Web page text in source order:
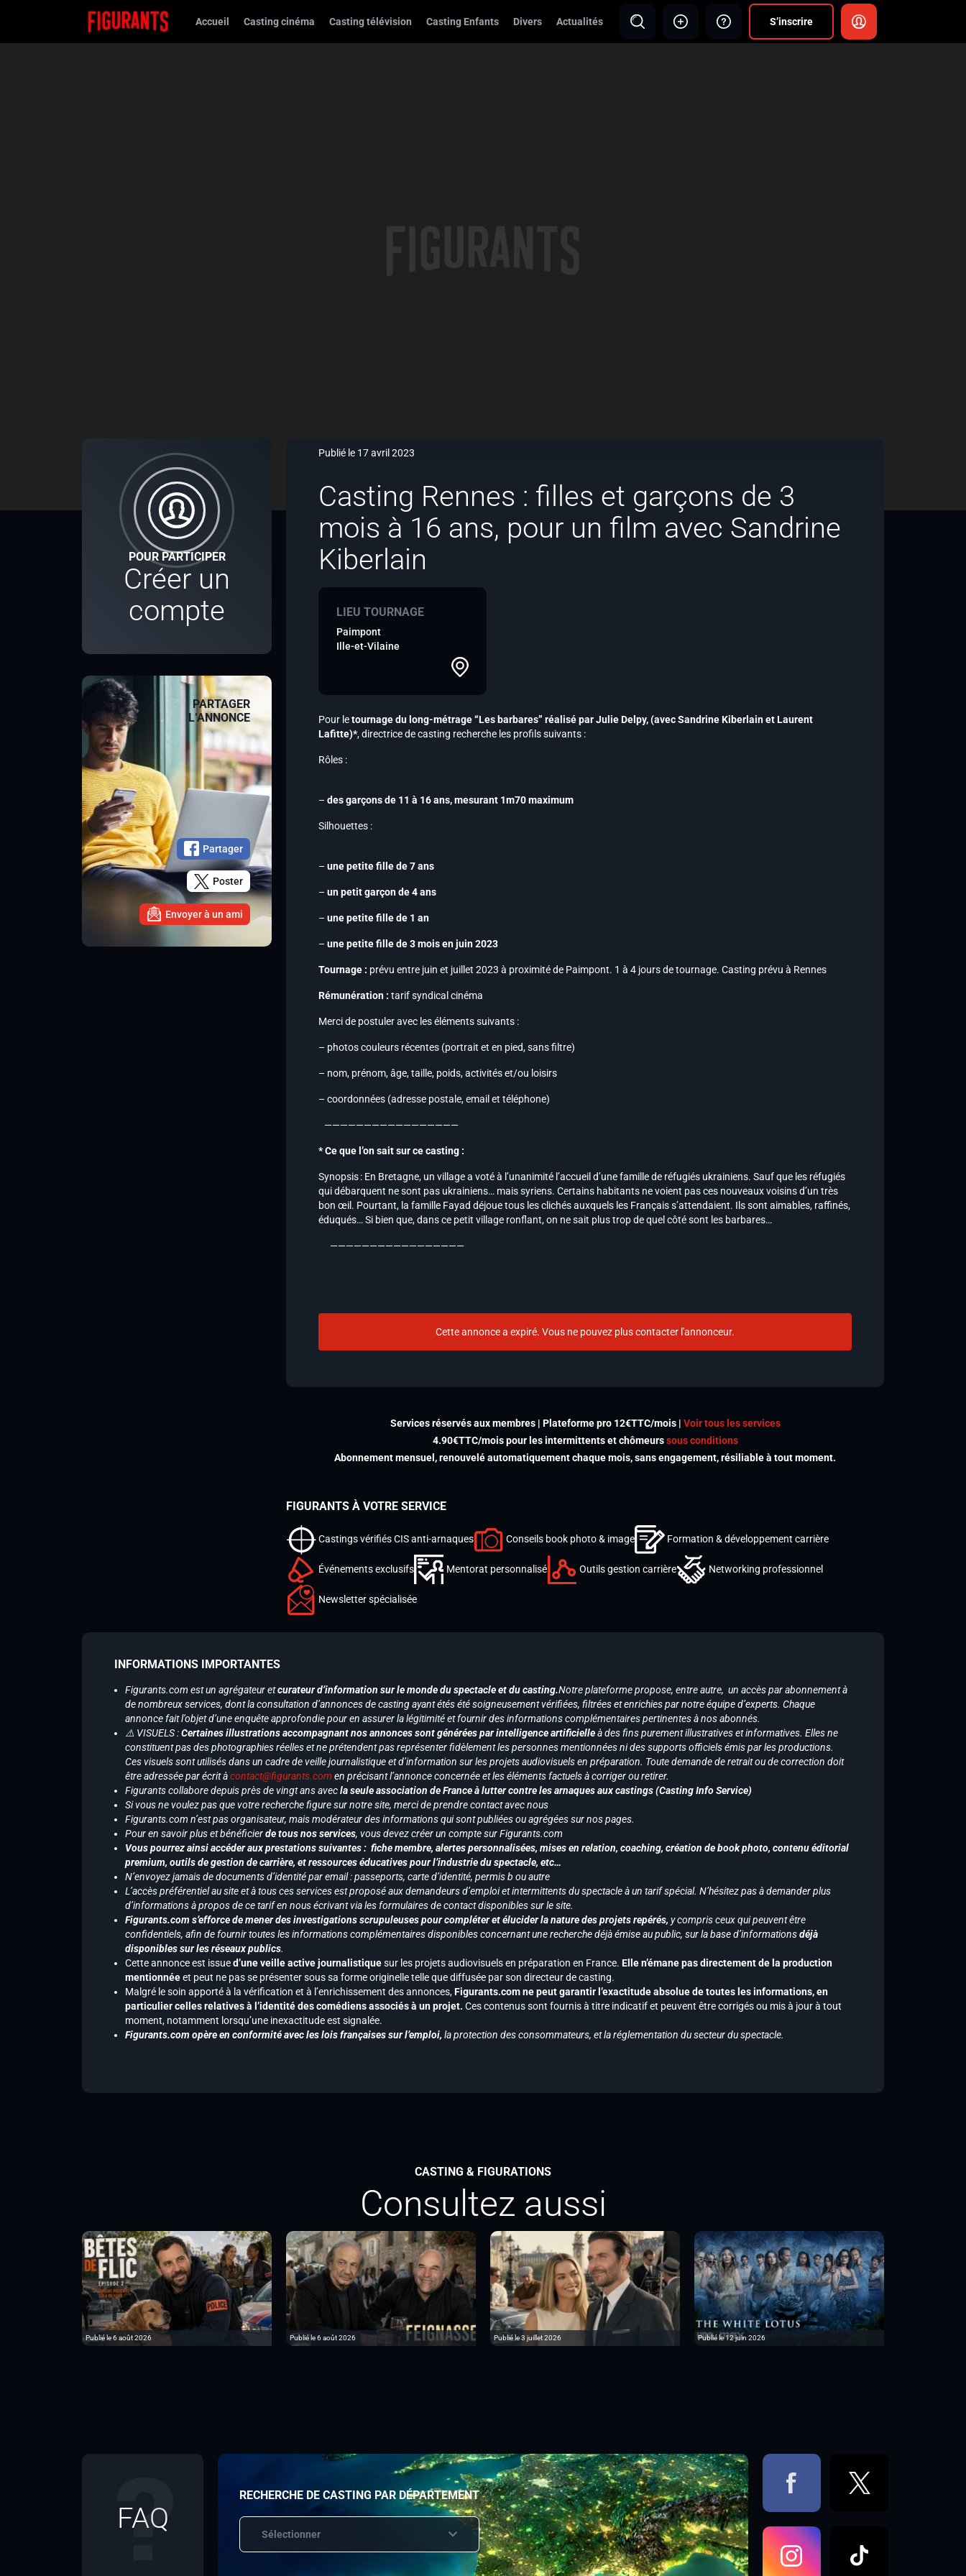
Accueil Casting cinéma Casting télévision Casting Enfants Divers Actualités S’inscrire
POUR PARTICIPER
Créer un
compte
PARTAGER
L’ANNONCE
Partager
Poster
Envoyer à un ami
Publié le 17 avril 2023
Casting Rennes : filles et garçons de 3
mois à 16 ans, pour un film avec Sandrine
Kiberlain
LIEU TOURNAGE
Paimpont
Ille-et-Vilaine
Pour letournage du long-métrage “Les barbares” réalisé par Julie Delpy,(avec Sandrine Kiberlain et Laurent
Lafitte)*, directrice de casting recherche les profils suivants :
Rôles :
– des garçons de 11 à 16 ans, mesurant 1m70 maximum
Silhouettes :
– une petite fille de 7 ans
– un petit garçon de 4 ans
– une petite fille de 1 an
– une petite fille de 3 mois en juin 2023
Tournage : prévu entre juin et juillet 2023 à proximité de Paimpont. 1 à 4 jours de tournage. Casting prévu à Rennes
Rémunération : tarif syndical cinéma
Merci de postuler avec les éléments suivants :
– photos couleurs récentes (portrait et en pied, sans filtre)
– nom, prénom, âge, taille, poids, activités et/ou loisirs
– coordonnées (adresse postale, email et téléphone)
—————————————————
* Ce que l’on sait sur ce casting :
Synopsis : En Bretagne, un village a voté à l’unanimité l’accueil d’une famille de réfugiés ukrainiens. Sauf que les réfugiés
qui débarquent ne sont pas ukrainiens… mais syriens. Certains habitants ne voient pas ces nouveaux voisins d’un très
bon œil. Pourtant, la famille Fayad déjoue tous les clichés auxquels les Français s’attendaient. Ils sont aimables, raffinés,
éduqués… Si bien que, dans ce petit village ronflant, on ne sait plus trop de quel côté sont les barbares…
—————————————————
Cette annonce a expiré. Vous ne pouvez plus contacter l'annonceur.
Services réservés aux membres | Plateforme pro 12€TTC/mois | Voir tous les services
4.90€TTC/mois pour les intermittents et chômeurssous conditions
Abonnement mensuel, renouvelé automatiquement chaque mois, sans engagement, résiliable à tout moment.
FIGURANTS À VOTRE SERVICE
Castings vérifiés CIS anti-arnaques Conseils book photo & image Formation & développement carrière
Événements exclusifs Mentorat personnalisé Outils gestion carrière Networking professionnel
Newsletter spécialisée
INFORMATIONS IMPORTANTES
Figurants.com est un agrégateur etcurateur d’information sur le monde du spectacle et du casting.Notre plateforme propose, entre autre, un accès par abonnement à
de nombreux services, dont la consultation d’annonces de casting ayant étés été soigneusement vérifiées, filtrées et enrichies par notre équipe d’experts. Chaque
annonce fait l’objet d’une enquête approfondie pour en assurer la légitimité et fournir des informations complémentaires pertinentes à nos abonnés.
⚠️ VISUELS :Certaines illustrations accompagnant nos annonces sont générées par intelligence artificielleà des fins purement illustratives et informatives. Elles ne
constituent pas des photographies réelles et ne prétendent pas représenter fidèlement les personnes mentionnées ni des supports officiels émis par les productions.
Ces visuels sont utilisés dans un cadre de veille journalistique et d’information sur les projets audiovisuels en préparation. Toute demande de retrait ou de correction doit
être adressée par écrit àcontact@figurants.com en précisant l’annonce concernée et les éléments factuels à corriger ou retirer.
Figurants collabore depuis près de vingt ans avecla seule association de France à lutter contre les arnaques aux castings (Casting Info Service)
Si vous ne voulez pas que votre recherche figure sur notre site, merci de prendre contact avec nous
Figurants.com n’est pas organisateur, mais modérateur des informations qui sont publiées ou agrégées sur nos pages.
Pour en savoir plus et bénéficierde tous nos services, vous devez créer un compte sur Figurants.com
Vous pourrez ainsi accéder aux prestations suivantes : fiche membre, alertes personnalisées, mises en relation, coaching, création de book photo, contenu éditorial
premium, outils de gestion de carrière, et ressources éducatives pour l’industrie du spectacle, etc…
N’envoyez jamais de documents d’identité par email : passeports, carte d’identité, permis b ou autre
L’accès préférentiel au site et à tous ces services est proposé aux demandeurs d’emploi et intermittents du spectacle à un tarif spécial. N’hésitez pas à demander plus
d’informations à propos de ce tarif en nous écrivant via les formulaires de contact disponibles sur le site.
Figurants.com s’efforce de mener des investigations scrupuleuses pour compléter et élucider la nature des projets repérés, y compris ceux qui peuvent être
confidentiels, afin de fournir toutes les informations complémentaires disponibles concernant une recherche déjà émise au public, sur la base d’informationsdéjà
disponibles sur les réseaux publics.
Cette annonce est issued’une veille active journalistiquesur les projets audiovisuels en préparation en France. Elle n’émane pas directement de la production
mentionnéeet peut ne pas se présenter sous sa forme originelle telle que diffusée par son directeur de casting.
Malgré le soin apporté à la vérification et à l’enrichissement des annonces,Figurants.com ne peut garantir l’exactitude absolue de toutes les informations, en
particulier celles relatives à l’identité des comédiens associés à un projet. Ces contenus sont fournis à titre indicatif et peuvent être corrigés ou mis à jour à tout
moment, notamment lorsqu’une inexactitude est signalée.
Figurants.com opère en conformité avec les lois françaises sur l’emploi, la protection des consommateurs, et la réglementation du secteur du spectacle.
CASTING & FIGURATIONS
Consultez aussi
Publié le 6 août 2026 Publié le 6 août 2026 Publié le 3 juillet 2026 Publié le 12 juin 2026
FAQ
RECHERCHE DE CASTING PAR DÉPARTEMENT
Sélectionner